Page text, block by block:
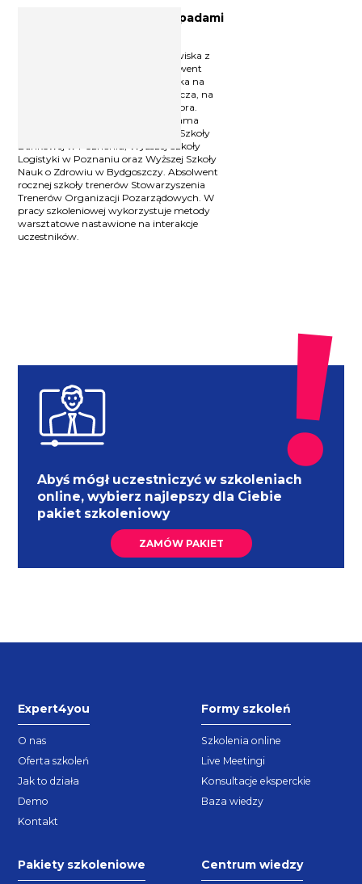
Ekspert ds. gospodarki odpadami
Trener i konsultant ochrony środowiska z
ponad 10-cio letnim stażem. Absolwent
Kształtowania i Ochrony Środowiska na
Uniwersytecie im. Adama Mickiewicza, na
którym uzyskał również tytuł doktora.
Wykładowca Uniwersytetu im. Adama
Mickiewicza w Poznaniu, Wyższej Szkoły
Bankowej w Poznaniu, Wyższej Szkoły
Logistyki w Poznaniu oraz Wyższej Szkoły
Nauk o Zdrowiu w Bydgoszczy. Absolwent
rocznej szkoły trenerów Stowarzyszenia
Trenerów Organizacji Pozarządowych. W
pracy szkoleniowej wykorzystuje metody
warsztatowe nastawione na interakcje
uczestników.
Abyś mógł uczestniczyć w szkoleniach
online, wybierz najlepszy dla Ciebie
pakiet szkoleniowy
ZAMÓW PAKIET
Expert4you
O nas
Oferta szkoleń
Jak to działa
Demo
Kontakt
Formy szkoleń
Szkolenia online
Live Meetingi
Konsultacje eksperckie
Baza wiedzy
Pakiety szkoleniowe Centrum wiedzy